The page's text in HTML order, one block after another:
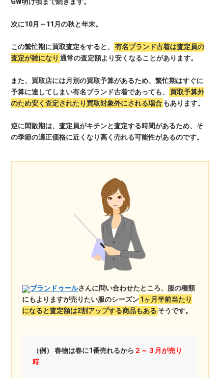
GW明け頃まで続きます。
次に10月～11月の秋と年末。
この繁忙期に買取査定をすると、
有名ブランド古着は査定員の
査定が雑になり 通常の査定額より安くなることがあります。
また、買取店には月別の買取予算があるため、繁忙期はすぐに
予算に達してしまい有名ブランド古着であっても、
買取予算外
のため安く査定されたり買取対象外にされる場合 もあります。
逆に閑散期は、査定員がキチンと査定する時間があるため、そ
の季節の適正価格に近くなり高く売れる可能性があるのです。
ブランドゥールさんに問い合わせたところ、服の種類
にもよりますが売りたい服のシーズン1ヶ月半前当たり
になると査定額は2割アップする商品もある そうです。
（例） 春物は春に1番売れるから ２～３月が売り
時